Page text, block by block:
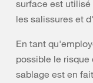
surface est
les salissures et
En tant
possible le
sablage est en